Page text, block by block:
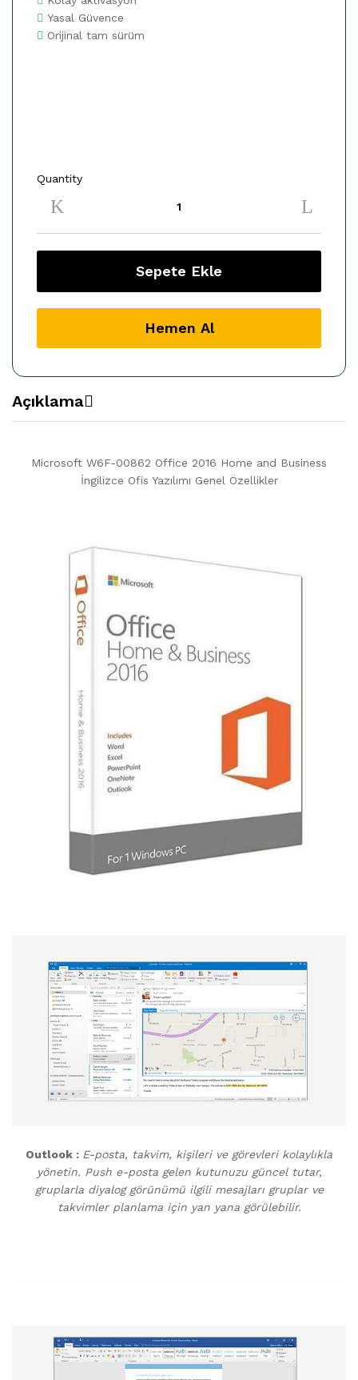
Yasal Güvence
Orijinal tam sürüm
M.SOFT
OFFICE
MAC
2016
HOME&BUSS
Quantity
Sepete Ekle
Hemen Al
Açıklama
Microsoft W6F-00862 Office 2016 Home and Business
İngilizce Ofis Yazılımı Genel Özellikler
Outlook : E-posta, takvim, kişileri ve görevleri kolaylıkla
yönetin. Push e-posta gelen kutunuzu güncel tutar,
gruplarla diyalog görünümü ilgili mesajları gruplar ve
takvimler planlama için yan yana görülebilir.